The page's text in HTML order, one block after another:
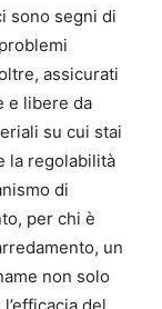
sono segni di
assicurati
e libere da
su cui stai
la regolabilità
di
per chi è
un
non solo